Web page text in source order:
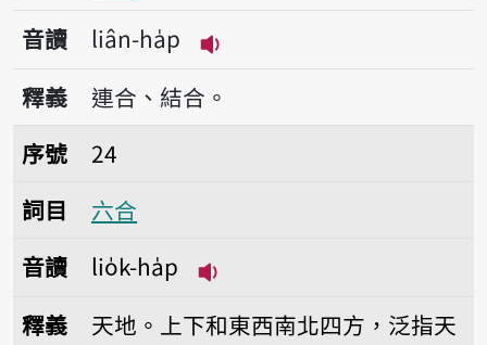
音讀
liân-ha̍p
播放音讀liân-ha̍p
釋義
連合、結合。
序號24六合
序號
24
詞目
六合
音讀
lio̍k-ha̍p
釋義
天地。上下和東西南北四方，泛指天